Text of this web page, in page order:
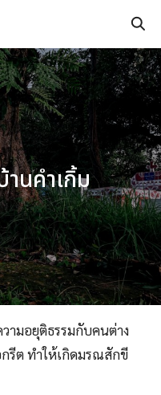
นคําเกิ้ม
ามอยุติธรรมกับคนต่าง
รีต ทําให้เกิดมรณสักขี